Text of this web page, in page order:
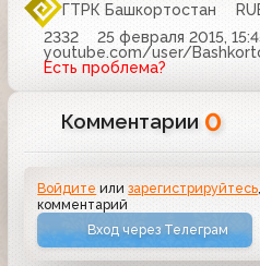
ГТРК Башкортостан
2332
25 февраля 2015,
youtube.com/user/
Есть проблема?
Комментарии 0
Войдите илизарегистрируйтесь
комментарий
Вход через Телеграм